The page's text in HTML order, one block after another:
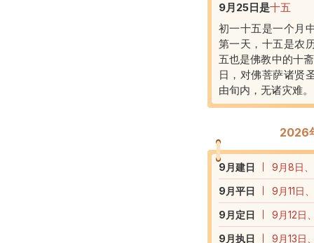
9月25日是十五
初一十五是一个月
第一天，十五是农
五也是佛教中的十
日，对佛菩萨诸贤
由旬内，无诸灾难
2026
9 月建日
9月8日
9 月平日
9月11日
9 月定日
9月12日
9 月执日
9月13日